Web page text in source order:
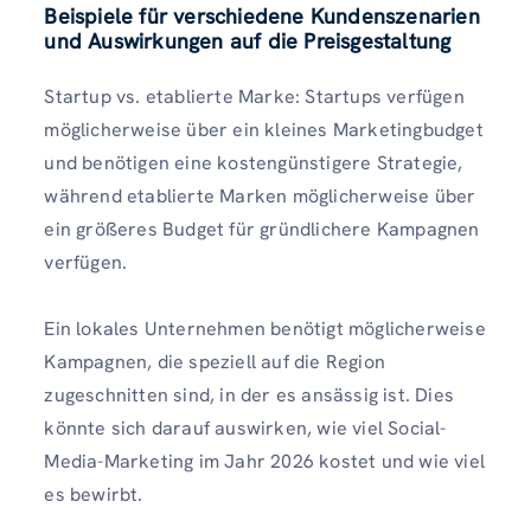
Beispiele für verschiedene Kundenszenarien
und Auswirkungen auf die Preisgestaltung
Startup vs. etablierte Marke: Startups verfügen
möglicherweise über ein kleines Marketingbudget
und benötigen eine kostengünstigere Strategie,
während etablierte Marken möglicherweise über
ein größeres Budget für gründlichere Kampagnen
verfügen.
Ein lokales Unternehmen benötigt möglicherweise
Kampagnen, die speziell auf die Region
zugeschnitten sind, in der es ansässig ist. Dies
könnte sich darauf auswirken, wie viel Social-
Media-Marketing im Jahr 2026 kostet und wie viel
es bewirbt.